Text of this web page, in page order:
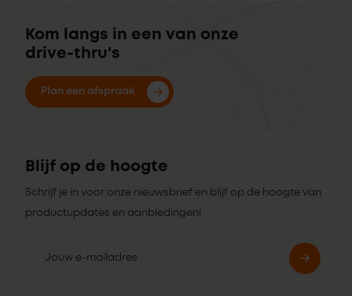
Kom langs in een van onze
drive-thru's
Plan een afspraak
Blijf op de hoogte
Schrijf je in voor onze nieuwsbrief en blijf op de hoogte van
productupdates en aanbiedingen!